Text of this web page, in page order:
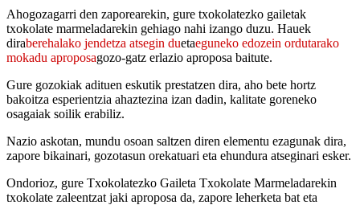
Ahogozagarri den zaporearekin, gure txokolatezko gailetak
txokolate marmeladarekin gehiago nahi izango duzu. Hauek
diraberehalako jendetza atsegin duetaeguneko edozein ordutarako
mokadu aproposagozo-gatz erlazio aproposa baitute.
Gure gozokiak adituen eskutik prestatzen dira, aho bete hortz
bakoitza esperientzia ahaztezina izan dadin, kalitate goreneko
osagaiak soilik erabiliz.
Nazio askotan, mundu osoan saltzen diren elementu ezagunak dira,
zapore bikainari, gozotasun orekatuari eta ehundura atseginari esker.
Ondorioz, gure Txokolatezko Gaileta Txokolate Marmeladarekin
txokolate zaleentzat jaki aproposa da, zapore leherketa bat eta